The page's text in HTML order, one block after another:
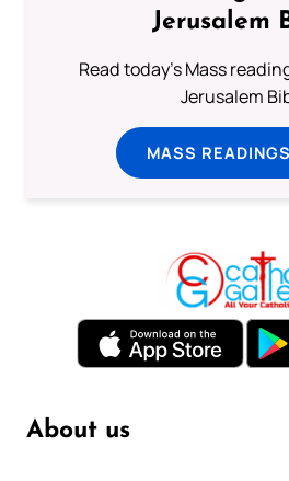
Jerusalem
Read today's Mass
Jerusalem
MASS
About us